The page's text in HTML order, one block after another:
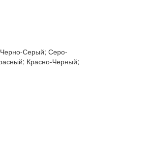
Серый; Серо-
Красно-Черный;